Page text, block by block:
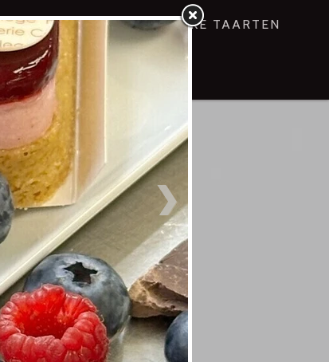
GEBAKJES VROLIJKE TAARTEN